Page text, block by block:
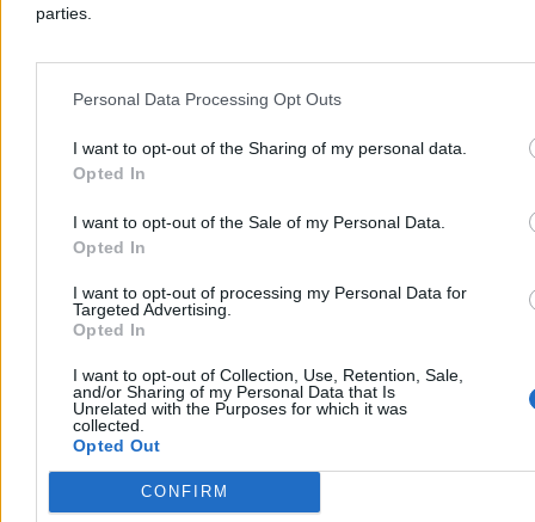
parties.
Personal Data Processing Opt Outs
I want to opt-out of the Sharing of my personal data.
Opted In
I want to opt-out of the Sale of my Personal Data.
Opted In
I want to opt-out of processing my Personal Data for
Targeted Advertising.
Opted In
I want to opt-out of Collection, Use, Retention, Sale,
and/or Sharing of my Personal Data that Is
Unrelated with the Purposes for which it was
collected.
Opted Out
CONFIRM
Kraj